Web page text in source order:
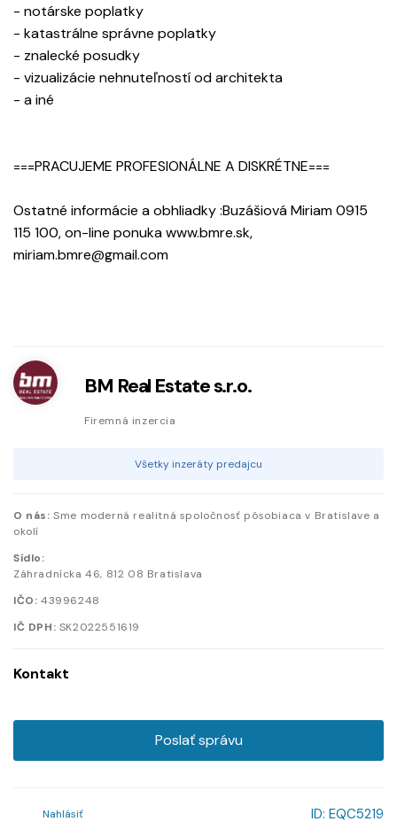
- notárske poplatky
- katastrálne správne poplatky
- znalecké posudky
- vizualizácie nehnuteľností od architekta
- a iné
===PRACUJEME PROFESIONÁLNE A DISKRÉTNE===
Ostatné informácie a obhliadky :Buzášiová Miriam 0915
115 100, on-line ponuka www.bmre.sk,
miriam.bmre@gmail.com
BM Real Estate s.r.o.
Firemná inzercia
Všetky inzeráty predajcu
O nás:Sme moderná realitná spoločnosť pôsobiaca v Bratislave a
okolí
Sídlo:
Záhradnícka 46, 812 08 Bratislava
IČO: 43996248
IČ DPH: SK2022551619
Kontakt
Poslať správu
Nahlásiť ID: EQC5219